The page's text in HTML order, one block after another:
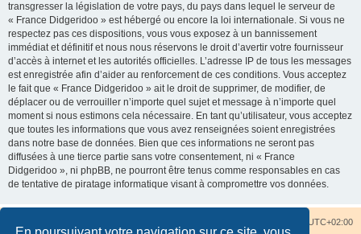
transgresser la législation de votre pays, du pays dans lequel le serveur de
« France Didgeridoo » est hébergé ou encore la loi internationale. Si vous ne
respectez pas ces dispositions, vous vous exposez à un bannissement
immédiat et définitif et nous nous réservons le droit d’avertir votre fournisseur
d’accès à internet et les autorités officielles. L’adresse IP de tous les messages
est enregistrée afin d’aider au renforcement de ces conditions. Vous acceptez
le fait que « France Didgeridoo » ait le droit de supprimer, de modifier, de
déplacer ou de verrouiller n’importe quel sujet et message à n’importe quel
moment si nous estimons cela nécessaire. En tant qu’utilisateur, vous acceptez
que toutes les informations que vous avez renseignées soient enregistrées
dans notre base de données. Bien que ces informations ne seront pas
diffusées à une tierce partie sans votre consentement, ni « France
Didgeridoo », ni phpBB, ne pourront être tenus comme responsables en cas
de tentative de piratage informatique visant à compromettre vos données.
UTC+02:00